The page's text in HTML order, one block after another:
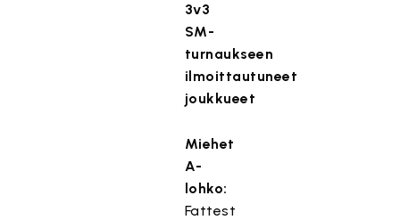
3v3
SM-
turnaukseen
ilmoittautuneet
joukkueet
Miehet
A-
lohko:
Fattest